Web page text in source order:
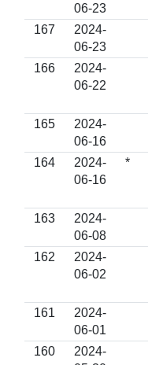
06-23
167
2024-
06-23
166
2024-
06-22
165
2024-
06-16
164
2024-
06-16
*
163
2024-
06-08
162
2024-
06-02
161
2024-
06-01
160
2024-